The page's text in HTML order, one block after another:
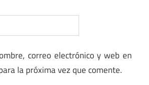
correo electrónico y web en
la próxima vez que comente.